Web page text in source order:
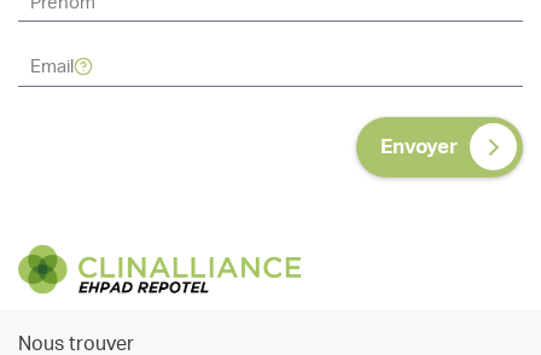
Envoyer
Nous trouver